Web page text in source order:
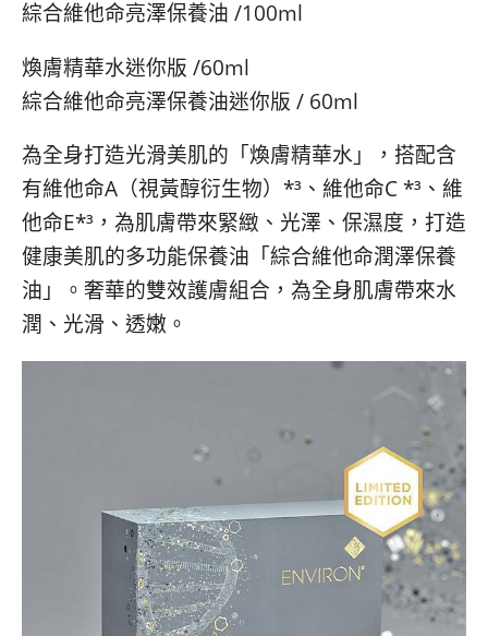
綜合維他命亮澤保養油 /100ml​
煥膚精華水迷你版 /60ml​
綜合維他命亮澤保養油迷你版 / 60ml
為全身打造光滑美肌的「煥膚精華水」，搭配含
有維他命A（視黃醇衍生物）*³、維他命C *³、維
他命E*³，為肌膚帶來緊緻、光澤、保濕度，打造
健康美肌的多功能保養油「綜合維他命潤澤保養
油」。奢華的雙效護膚組合，為全身肌膚帶來水
潤、光滑、透嫩。